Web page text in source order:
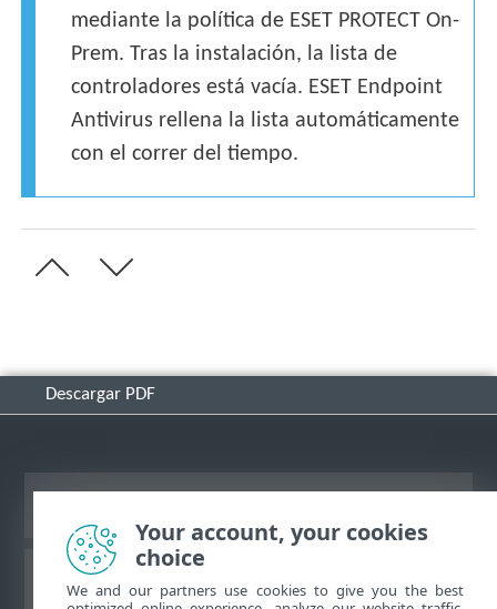
mediante la política de ESET PROTECT On-
Prem. Tras la instalación, la lista de
controladores está vacía. ESET Endpoint
Antivirus rellena la lista automáticamente
con el correr del tiempo.
Descargar PDF
Base de conocimiento de ESET
Your account, your cookies
choice
We and our partners use cookies to give you the best